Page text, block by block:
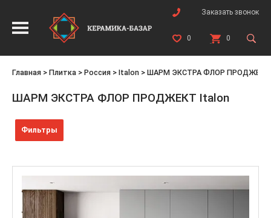
Заказать звонок
0 0
Главная > Плитка > Россия > Italon > ШАРМ ЭКСТРА ФЛОР ПРОДЖЕКТ
ШАРМ ЭКСТРА ФЛОР ПРОДЖЕКТ Italon
Фильтры